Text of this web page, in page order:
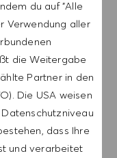
du auf "Alle
Verwendung aller
die Weitergabe
Partner in den
Die USA weisen
dass Ihre
und verarbeitet